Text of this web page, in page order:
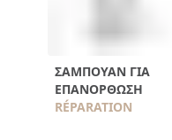
ΣΑΜΠΟΥΆΝ ΓΙΑ
ΕΠΑΝΌΡΘΩΣΗ
RÉPARATION